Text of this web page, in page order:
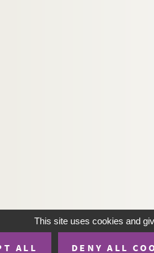
This site uses cookies and
ALL DENY ALL